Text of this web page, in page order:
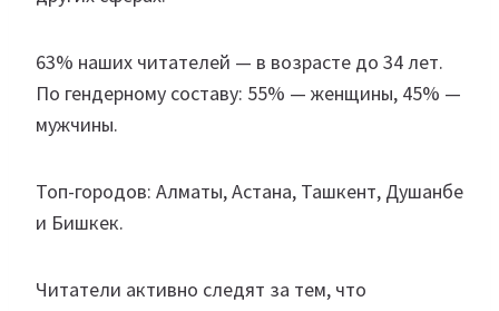
63% наших читателей — в возрасте до 34 лет.
По гендерному составу: 55% — женщины, 45% —
мужчины.
Топ-городов: Алматы, Астана, Ташкент, Душанбе
и Бишкек.
Читатели активно следят за тем, что